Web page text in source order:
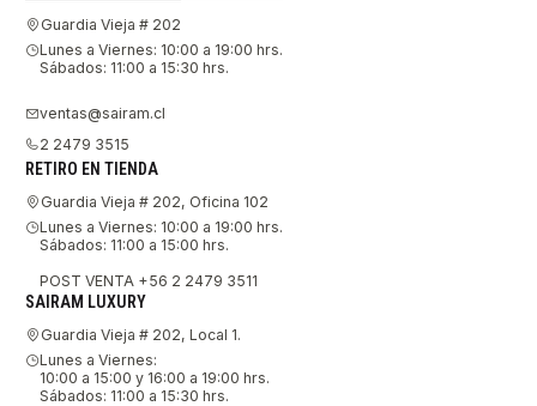
Guardia Vieja # 202
Lunes a Viernes: 10:00 a 19:00 hrs.
Sábados: 11:00 a 15:30 hrs.
ventas@sairam.cl
2 2479 3515
RETIRO EN TIENDA
Guardia Vieja # 202, Oficina 102
Lunes a Viernes: 10:00 a 19:00 hrs.
Sábados: 11:00 a 15:00 hrs.
POST VENTA +56 2 2479 3511
SAIRAM LUXURY
Guardia Vieja # 202, Local 1.
Lunes a Viernes:
10:00 a 15:00 y 16:00 a 19:00 hrs.
Sábados: 11:00 a 15:30 hrs.